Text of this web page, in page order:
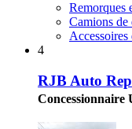
Remorques
Camions de
Accessoires
4
RJB Auto
Concessionnaire